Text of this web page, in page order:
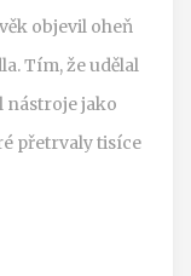
objevil oheň
Tím, že udělal
nástroje jako
přetrvaly tisíce